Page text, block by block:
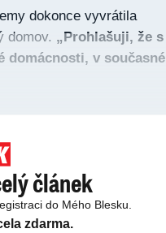
dokonce vyvrátila
domov. „Prohlašuji, že s
domácnosti, v současné
článek
do Mého Blesku.
zdarma.